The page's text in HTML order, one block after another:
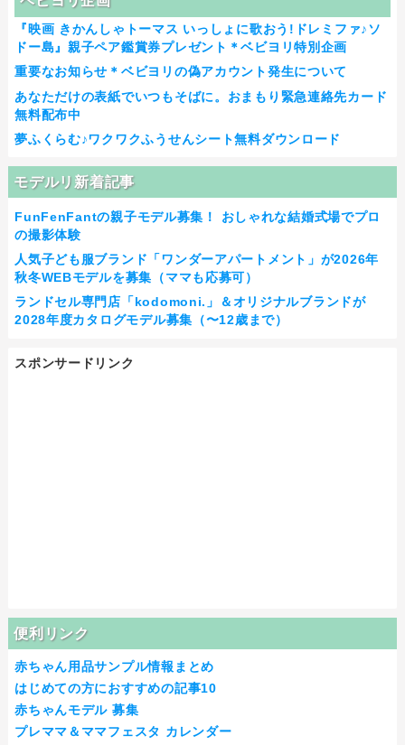
『映画 きかんしゃトーマス いっしょに歌おう!ドレミファ♪ソ
ドー島』親子ペア鑑賞券プレゼント＊ベビヨリ特別企画
重要なお知らせ＊ベビヨリの偽アカウント発生について
あなただけの表紙でいつもそばに。おまもり緊急連絡先カード
無料配布中
夢ふくらむ♪ワクワクふうせんシート無料ダウンロード
モデルリ新着記事
FunFenFantの親子モデル募集！ おしゃれな結婚式場でプロ
の撮影体験
人気子ども服ブランド「ワンダーアパートメント」が2026年
秋冬WEBモデルを募集（ママも応募可）
ランドセル専門店「kodomoni.」＆オリジナルブランドが
2028年度カタログモデル募集（〜12歳まで）
スポンサードリンク
便利リンク
赤ちゃん用品サンプル情報まとめ
はじめての方におすすめの記事10
赤ちゃんモデル 募集
プレママ＆ママフェスタ カレンダー